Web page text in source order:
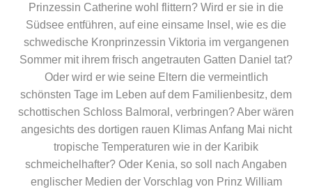
Prinzessin Catherine wohl flittern? Wird er sie in die
Südsee entführen, auf eine einsame Insel, wie es die
schwedische Kronprinzessin Viktoria im vergangenen
Sommer mit ihrem frisch angetrauten Gatten Daniel tat?
Oder wird er wie seine Eltern die vermeintlich
schönsten Tage im Leben auf dem Familienbesitz, dem
schottischen Schloss Balmoral, verbringen? Aber wären
angesichts des dortigen rauen Klimas Anfang Mai nicht
tropische Temperaturen wie in der Karibik
schmeichelhafter? Oder Kenia, so soll nach Angaben
englischer Medien der Vorschlag von Prinz William